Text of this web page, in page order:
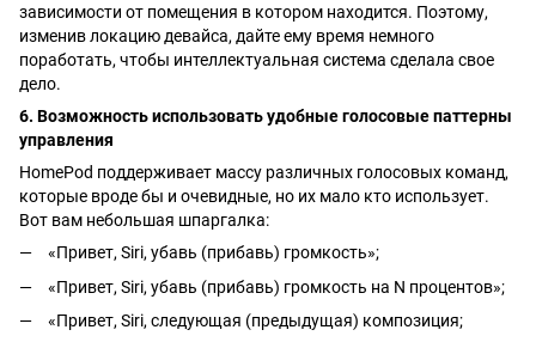
зависимости от помещения в котором находится. Поэтому,
изменив локацию девайса, дайте ему время немного
поработать, чтобы интеллектуальная система сделала свое
дело.
6. Возможность использовать удобные голосовые паттерны
управления
HomePod поддерживает массу различных голосовых команд,
которые вроде бы и очевидные, но их мало кто использует.
Вот вам небольшая шпаргалка:
«Привет, Siri, убавь (прибавь) громкость»;
«Привет, Siri, убавь (прибавь) громкость на N процентов»;
«Привет, Siri, следующая (предыдущая) композиция;